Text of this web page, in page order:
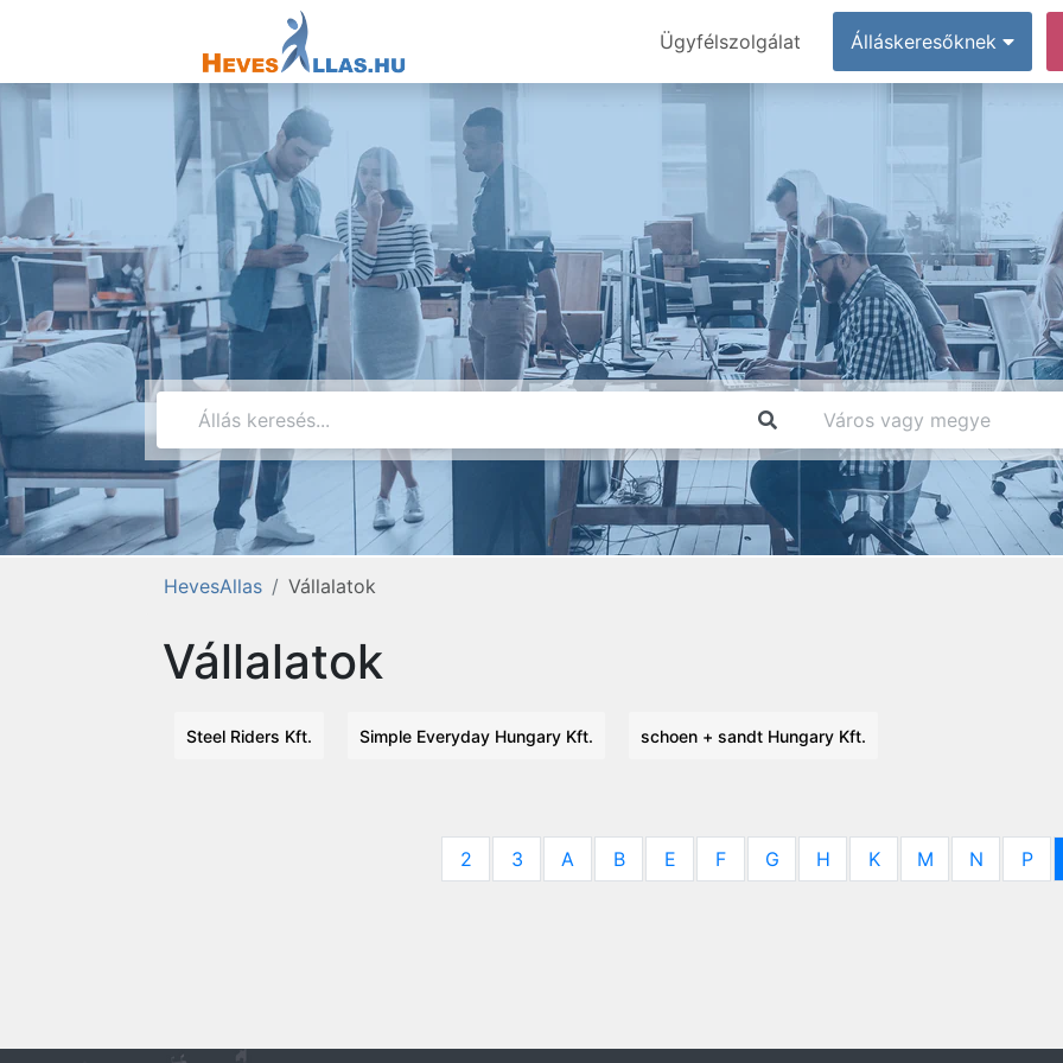
Ügyfélszolgálat Álláskeresőknek
HevesAllas Vállalatok
Vállalatok
Steel Riders Kft. Simple Everyday Hungary Kft. schoen + sandt Hungary Kft.
2 3 A B E F G H K M N P